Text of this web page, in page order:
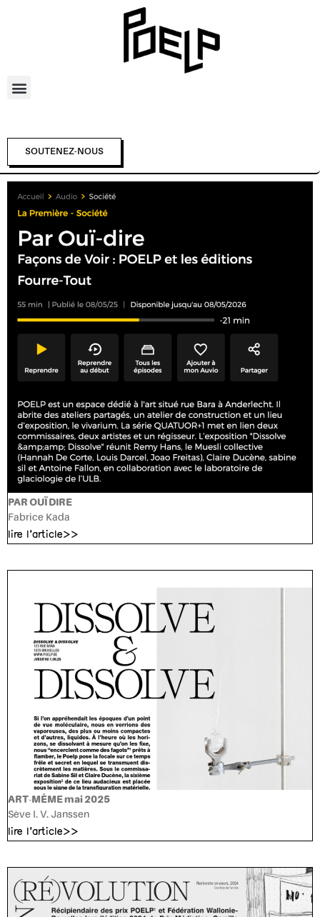
SOUTENEZ-NOUS
PAR OUÏ DIRE
Fabrice Kada
lire l'article>>
ART-MÊME mai 2025
Sève I. V. Janssen
lire l'article>>